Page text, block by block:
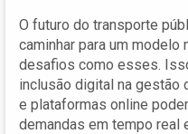
O futuro do transporte
caminhar para um
desafios como esses.
inclusão digital na gestão
e plataformas online
demandas em tempo real